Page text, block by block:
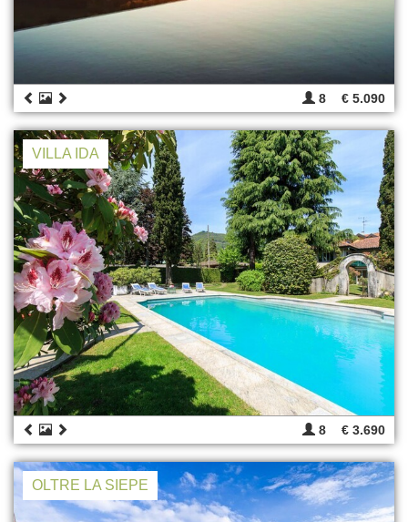
8 € 5.090
VILLA IDA
8 € 3.690
OLTRE LA SIEPE